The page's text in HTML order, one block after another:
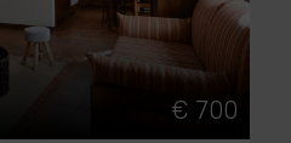
€ 700